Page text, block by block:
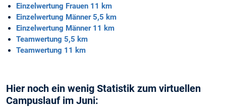
Einzelwertung Frauen 11 km
Einzelwertung Männer 5,5 km
Einzelwertung Männer 11 km
Teamwertung 5,5 km
Teamwertung 11 km
Hier noch ein wenig Statistik zum virtuellen
Campuslauf im Juni: